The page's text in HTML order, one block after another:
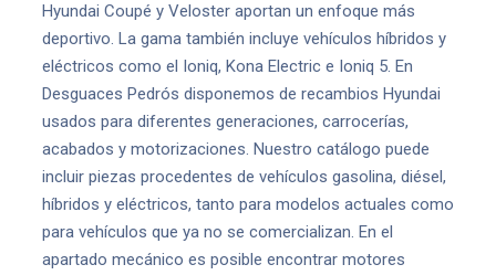
Hyundai Coupé y Veloster aportan un enfoque más
deportivo. La gama también incluye vehículos híbridos y
eléctricos como el Ioniq, Kona Electric e Ioniq 5. En
Desguaces Pedrós disponemos de recambios Hyundai
usados para diferentes generaciones, carrocerías,
acabados y motorizaciones. Nuestro catálogo puede
incluir piezas procedentes de vehículos gasolina, diésel,
híbridos y eléctricos, tanto para modelos actuales como
para vehículos que ya no se comercializan. En el
apartado mecánico es posible encontrar motores